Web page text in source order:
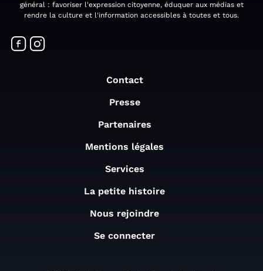
général : favoriser l'expression citoyenne, éduquer aux médias et
rendre la culture et l'information accessibles à toutes et tous.
Contact
Presse
Partenaires
Mentions légales
Services
La petite histoire
Nous rejoindre
Se connecter